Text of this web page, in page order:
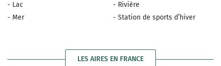
- Lac
- Mer
- Rivière
- Station de sports d’hiver
LES AIRES EN FRANCE